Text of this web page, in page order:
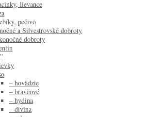
lievance
pečivo
a Silvestrovské dobroty
dobroty
– hovädzie
– bravčové
– hydina
– divina